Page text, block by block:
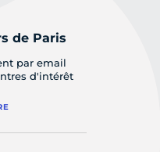
de Paris
par email
d'intérêt